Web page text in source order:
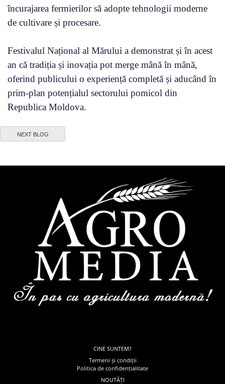
încurajarea fermierilor să adopte tehnologii moderne
de cultivare și procesare.
Festivalul Național al Mărului a demonstrat și în acest
an că tradiția și inovația pot merge mână în mână,
oferind publicului o experiență completă și aducând în
prim-plan potențialul sectorului pomicol din
Republica Moldova.
NEXT BLOG
CINE SUNTEM?
Termeni și condiții
Politica de confidențialitate
NOUTĂȚI